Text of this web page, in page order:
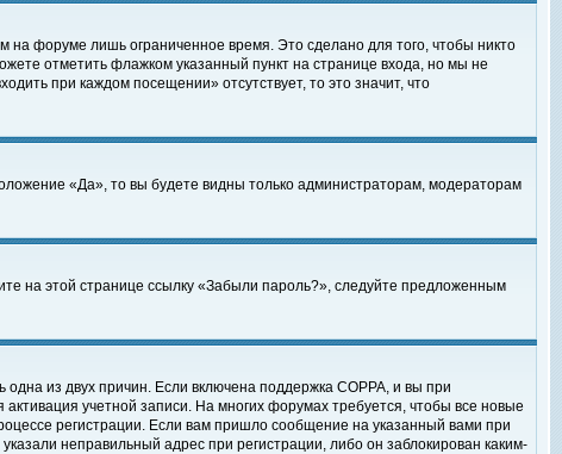
на форуме лишь ограниченное время. Это сделано для того, чтобы никто
отметить флажком указанный пункт на странице входа, но мы не
при каждом посещении» отсутствует, то это значит, что
«Да», то вы будете видны только администраторам, модераторам
на этой странице ссылку «Забыли пароль?», следуйте предложенным
из двух причин. Если включена поддержка COPPA, и вы при
учетной записи. На многих форумах требуется, чтобы все новые
регистрации. Если вам пришло сообщение на указанный вами при
неправильный адрес при регистрации, либо он заблокирован каким-